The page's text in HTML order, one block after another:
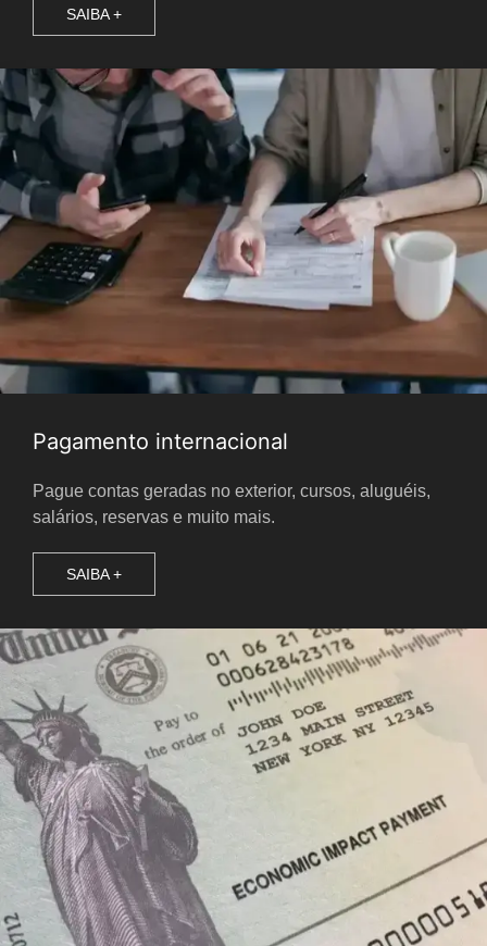
SAIBA +
Pagamento internacional
Pague contas geradas no exterior, cursos, aluguéis,
salários, reservas e muito mais.
SAIBA +